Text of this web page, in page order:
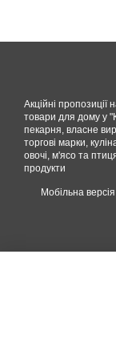
Акційні пропозиції
товари для дому у
пекарня, власне
торгові марки,
овочі, м'ясо та
продукти
Мобільна версія